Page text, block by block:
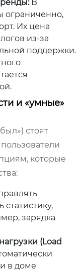
В
ограниченно,
Их цена
из-за
поддержки.
и «умные»
стоят
которые
статистику,
зарядка
(Load
в доме